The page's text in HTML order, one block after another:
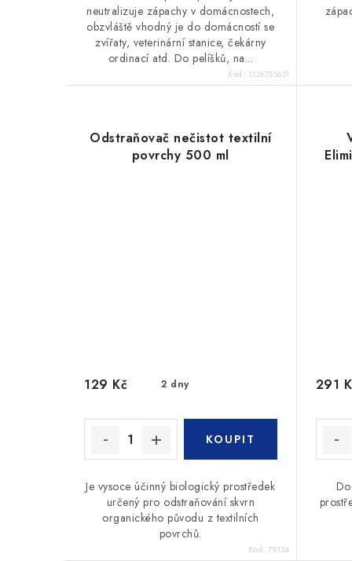
neutralizuje zápachy v domácnostech,
obzvláště vhodný je do domácností se
zvířaty, veterinární stanice, čekárny
ordinací atd. Do pelíšků, na...
Kód: 1326725621
Odstraňovač nečistot textilní
povrchy 500 ml
2 dny
129 Kč
Je vysoce účinný biologický prostředek
určený pro odstraňování skvrn
organického původu z textilních
povrchů.
Kód: 79754
291